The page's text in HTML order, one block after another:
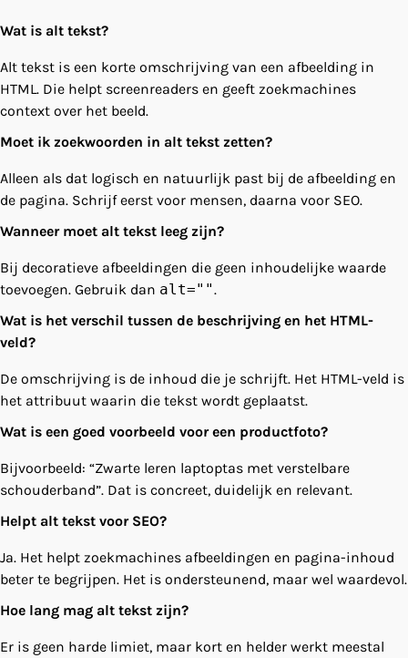
Wat is alt tekst?
Alt tekst is een korte omschrijving van een afbeelding in
HTML. Die helpt screenreaders en geeft zoekmachines
context over het beeld.
Moet ik zoekwoorden in alt tekst zetten?
Alleen als dat logisch en natuurlijk past bij de afbeelding en
de pagina. Schrijf eerst voor mensen, daarna voor SEO.
Wanneer moet alt tekst leeg zijn?
Bij decoratieve afbeeldingen die geen inhoudelijke waarde
toevoegen. Gebruik dan alt="".
Wat is het verschil tussen de beschrijving en het HTML-
veld?
De omschrijving is de inhoud die je schrijft. Het HTML-veld is
het attribuut waarin die tekst wordt geplaatst.
Wat is een goed voorbeeld voor een productfoto?
Bijvoorbeeld: “Zwarte leren laptoptas met verstelbare
schouderband”. Dat is concreet, duidelijk en relevant.
Helpt alt tekst voor SEO?
Ja. Het helpt zoekmachines afbeeldingen en pagina-inhoud
beter te begrijpen. Het is ondersteunend, maar wel waardevol.
Hoe lang mag alt tekst zijn?
Er is geen harde limiet, maar kort en helder werkt meestal